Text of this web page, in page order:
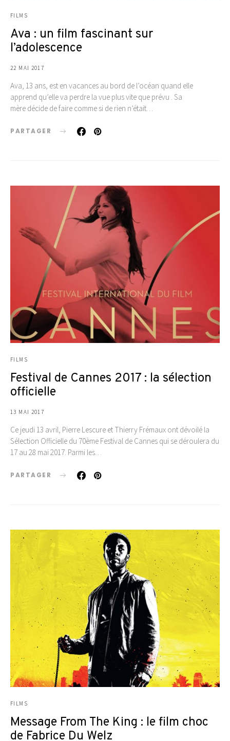
FILMS
Ava : un film fascinant sur
l’adolescence
22 MAI 2017
Ava, 13 ans, est en vacances au bord de l’océan quand elle
apprend qu’elle va perdre la vue plus vite que prévu . Sa
mère décide de faire comme si de rien n’était…
PARTAGER
FILMS
Festival de Cannes 2017 : la sélection
officielle
13 MAI 2017
Ce jeudi 13 avril, Pierre Lescure et Thierry Frémaux ont dévoilé la
Sélection Officielle du 70ème Festival de Cannes qui se déroulera du
17 au 28 mai 2017. Parmi les…
PARTAGER
FILMS
Message From The King : le film choc
de Fabrice Du Welz